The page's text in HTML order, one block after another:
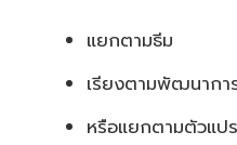
แยกตามธีม
เรียงตามพัฒนากา
หรือแยกตามตัวแปร